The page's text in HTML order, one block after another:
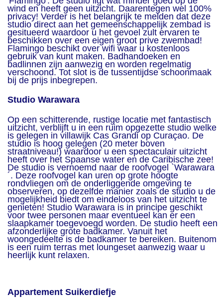
wind en heeft geen uitzicht. Daarentegen wel 100%
privacy! Verder is het belangrijk te melden dat deze
studio direct aan het gemeenschappelijk zembad is
gesitueerd waardoor u het gevoel zult ervaren te
beschikken over een eigen groot prive zwembad!
Flamingo beschikt over wifi waar u kostenloos
gebruik van kunt maken. Badhandoeken en
badlinnen zijn aanwezig en worden regelmatig
verschoond. Tot slot is de tussentijdse schoonmaak
bij de prijs inbegrepen.
Studio Warawara
Op een schitterende, rustige locatie met fantastisch
uitzicht, verblijft u in een ruim opgezette studio welke
is gelegen in villawijk Cas Grandi op Curaçao. De
studio is hoog gelegen (20 meter boven
straatniveau!) waardoor u een spectaculair uitzicht
heeft over het Spaanse water en de Caribische zee!
De studio is vernoemd naar de roofvogel `Warawara
´. Deze roofvogel kan uren op grote hoogte
rondvliegen om de onderliggende omgeving te
observeren, op dezelfde manier zoals de studio u de
mogelijkheid biedt om eindeloos van het uitzicht te
genieten! Studio Warawara is in principe geschikt
voor twee personen maar eventueel kan er een
slaapkamer toegevoegd worden. De studio heeft een
afzonderlijke grote badkamer. Vanuit het
woongedeelte is de badkamer te bereiken. Buitenom
is een ruim terras met loungeset aanwezig waar u
heerlijk kunt relaxen.
Appartement Suikerdiefje